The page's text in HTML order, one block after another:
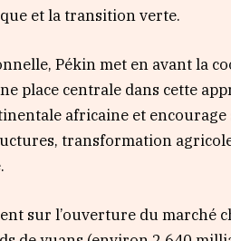
et la transition verte.
Pékin met en avant la
place centrale dans cette
africaine et
transformation
sur l’ouverture du marché